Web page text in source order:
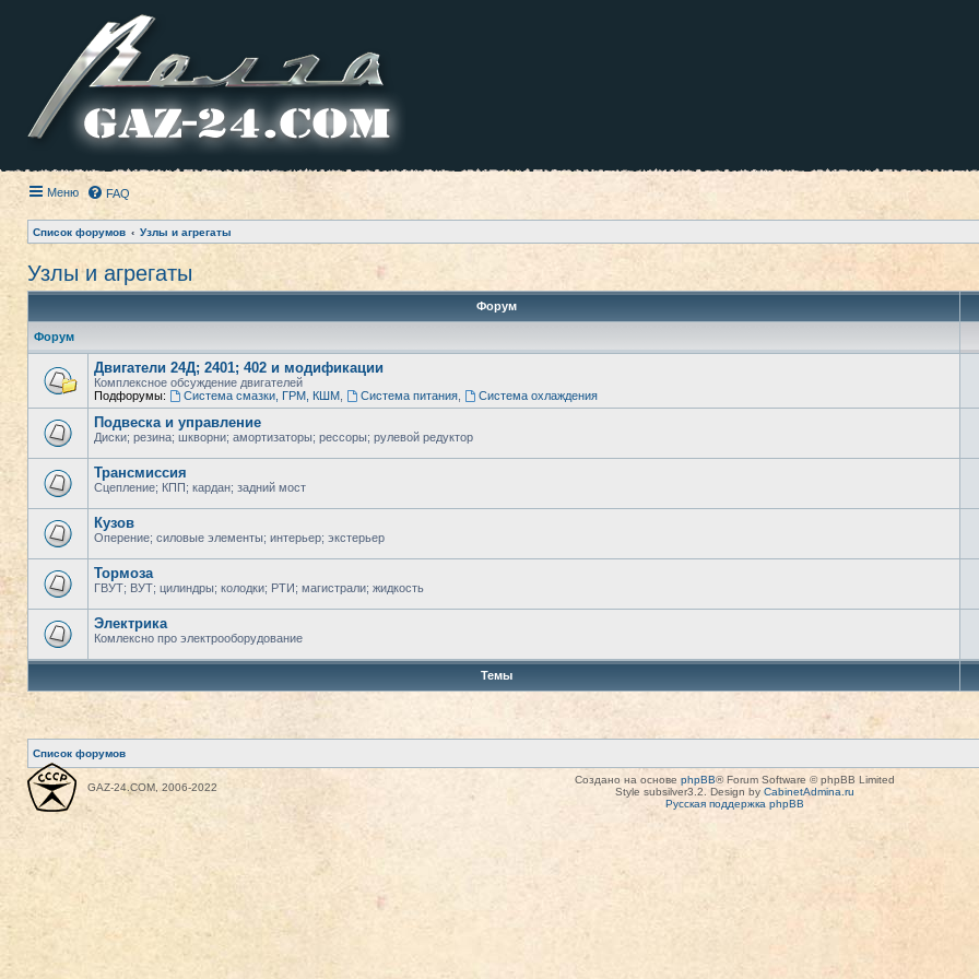
Меню FAQ
Список форумов Узлы и агрегаты
Узлы и агрегаты
Форум
Форум
Двигатели 24Д; 2401; 402 и модификации
Комплексное обсуждение двигателей
Подфорумы:
Система смазки, ГРМ, КШМ, Система питания, Система охлаждения
Подвеска и управление
Диски; резина; шкворни; амортизаторы; рессоры; рулевой редуктор
Трансмиссия
Сцепление; КПП; кардан; задний мост
Кузов
Оперение; силовые элементы; интерьер; экстерьер
Тормоза
ГВУТ; ВУТ; цилиндры; колодки; РТИ; магистрали; жидкость
Электрика
Комлексно про электрооборудование
Темы
Список форумов
GAZ-24.COM, 2006-2022
Создано на основе phpBB® Forum Software © phpBB Limited
Style subsilver3.2. Design by CabinetAdmina.ru
Русская поддержка phpBB